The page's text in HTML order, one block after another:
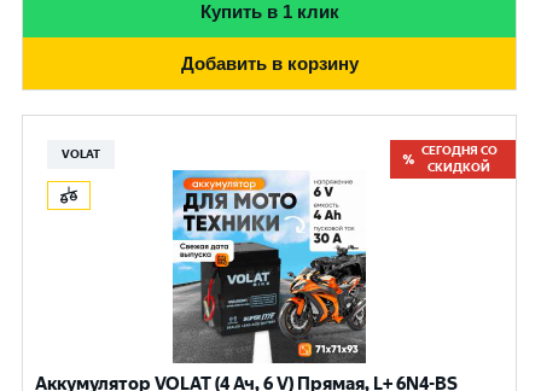
Купить в 1 клик
Добавить в корзину
VOLAT
СЕГОДНЯ СО
СКИДКОЙ
Аккумулятор VOLAT (4 Ач, 6 V) Прямая, L+ 6N4-BS